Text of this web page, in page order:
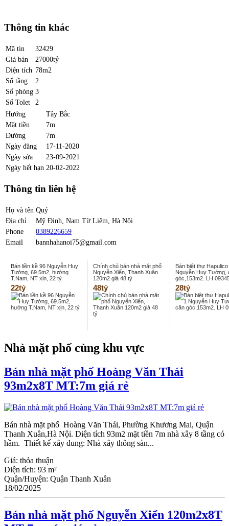
Thông tin khác
Mã tin
32429
Giá bán
27000tỷ
Diện tích 78m2
Số tầng
2
Số phòng 3
Số Tolet
2
Hướng
Tây Bắc
Mặt tiền
7m
Đường
7m
Ngày đăng
17-11-2020
Ngày sửa
23-09-2021
Ngày hết hạn 20-02-2022
Thông tin liên hệ
Họ và tên Quý
Địa chỉ
Mỹ Đinh, Nam Từ Liêm, Hà Nội
Phone
0389226659
Email
bannhahanoi75@gmail.com
Bán liền kề 96 Nguyễn Huy
Tưởng, 69.5m2, hướng
T.Nam, NT xịn, 22 tỷ
22tỷ
Chính chủ bán nhà mặt phố
Nguyễn Xiển, Thanh Xuân
120m2 giá 48 tỷ
48tỷ
Bán biệt thự
Nguyễn Huy Tưởng,
góc,153m2. LH
28tỷ
Nhà mặt phố cùng khu vực
Bán nhà mặt phố Hoàng Văn Thái
93m2x8T MT:7m giá rẻ
Bán nhà mặt phố Hoàng Văn Thái, Phường Khương Mai, Quận
Thanh Xuân,Hà Nội. Diện tích 93m2 mặt tiền 7m nhà xây 8 tầng có
hầm. Thiết kế xây dung: Nhà xây thông sàn...
Giá: thỏa thuận
Diện tích: 93 m²
Quận/Huyện: Quận Thanh Xuân
18/02/2025
Bán nhà mặt phố Nguyễn Xiển 120m2x8T